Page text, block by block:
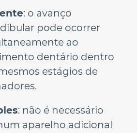
: o avanço
pode ocorrer
ao
dentário dentro
estágios de
: não é necessário
aparelho adicional